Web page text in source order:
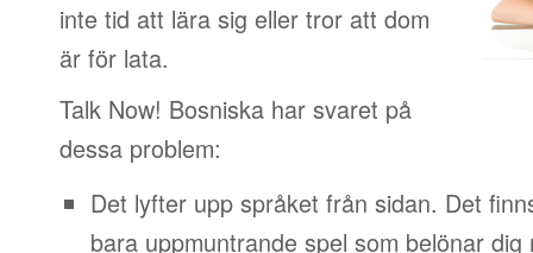
inte tid att lära sig eller tror att dom
är för lata.
Talk Now! Bosniska har svaret på
dessa problem:
Det lyfter upp språket från sidan. Det
bara uppmuntrande spel som belönar